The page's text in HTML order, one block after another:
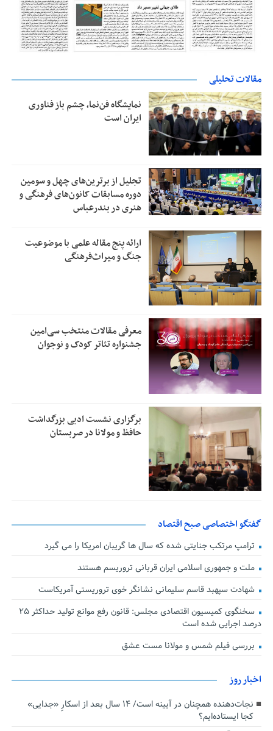
مقالات تحلیلی
نمایشگاه فن‌نما، چشم باز فناوری
ایران است
تجلیل از بر‌ترین‌های چهل و سومین
دوره مسابقات کانون‌های فرهنگی و
هنری در بندرعباس
ارائه پنج مقاله علمی با موضوعیت
جنگ و میراث‌فرهنگی
معرفی مقالات منتخب سی‌امین
جشنواره تئاتر کودک و نوجوان
برگزاری نشست ادبی بزرگداشت
حافظ و مولانا در صربستان
گفتگو اختصاصی صبح اقتصاد
ترامپ مرتکب جنایتی شده که سال ها گریبان امریکا را می گیرد
ملت و جمهوری اسلامی ایران قربانی تروریسم هستند
شهادت سپهبد قاسم سلیمانی نشانگر خوی تروریستی آمریکاست
سخنگوی کمیسیون اقتصادی مجلس: قانون رفع موانع تولید حداکثر ۲۵
درصد اجرایی شده است
بررسی فیلم شمس و مولانا مست عشق
اخبار روز
نجات‌دهنده‌ همچنان در آیینه است/ ۱۴ سال بعد از اسکارِ «جدایی»
کجا ایستاده‌ایم؟